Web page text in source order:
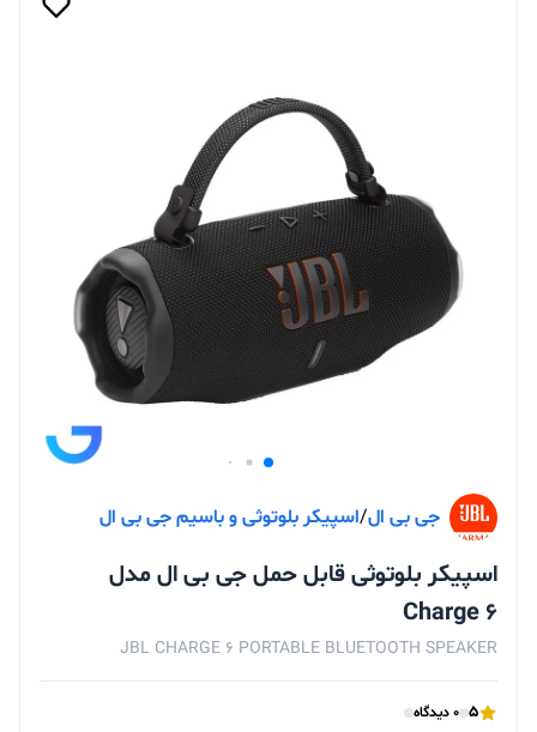
جی‌ بی‌ ال/اسپیکر بلوتوثی و باسیم جی‌ بی‌ ال
اسپیکر بلوتوثی قابل حمل جی بی ال مدل
Charge 6
JBL CHARGE 6 PORTABLE BLUETOOTH SPEAKER
5 0 دیدگاه